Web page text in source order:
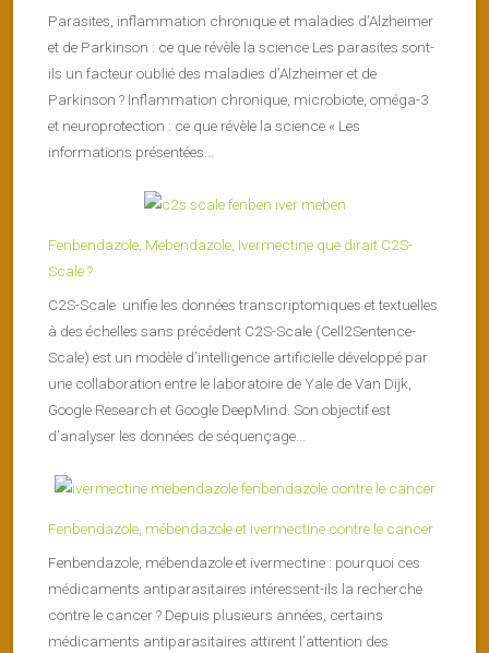
Parasites, inflammation chronique et maladies d’Alzheimer
et de Parkinson : ce que révèle la science Les parasites sont-
ils un facteur oublié des maladies d’Alzheimer et de
Parkinson ? Inflammation chronique, microbiote, oméga-3
et neuroprotection : ce que révèle la science « Les
informations présentées...
Fenbendazole, Mebendazole, Ivermectine que dirait C2S-
Scale ?
C2S-Scale unifie les données transcriptomiques et textuelles
à des échelles sans précédent C2S-Scale (Cell2Sentence-
Scale) est un modèle d’intelligence artificielle développé par
une collaboration entre le laboratoire de Yale de Van Dijk,
Google Research et Google DeepMind. Son objectif est
d’analyser les données de séquençage...
Fenbendazole, mébendazole et ivermectine contre le cancer
Fenbendazole, mébendazole et ivermectine : pourquoi ces
médicaments antiparasitaires intéressent-ils la recherche
contre le cancer ? Depuis plusieurs années, certains
médicaments antiparasitaires attirent l’attention des